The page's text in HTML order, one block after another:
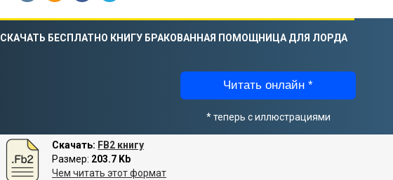
СКАЧАТЬ БЕСПЛАТНО КНИГУ БРАКОВАННАЯ ПОМОЩНИЦА ДЛЯ ЛОРДА
Читать онлайн *
* теперь с иллюстрациями
Скачать: FB2 книгу
Размер: 203.7 Kb
Чем читать этот формат